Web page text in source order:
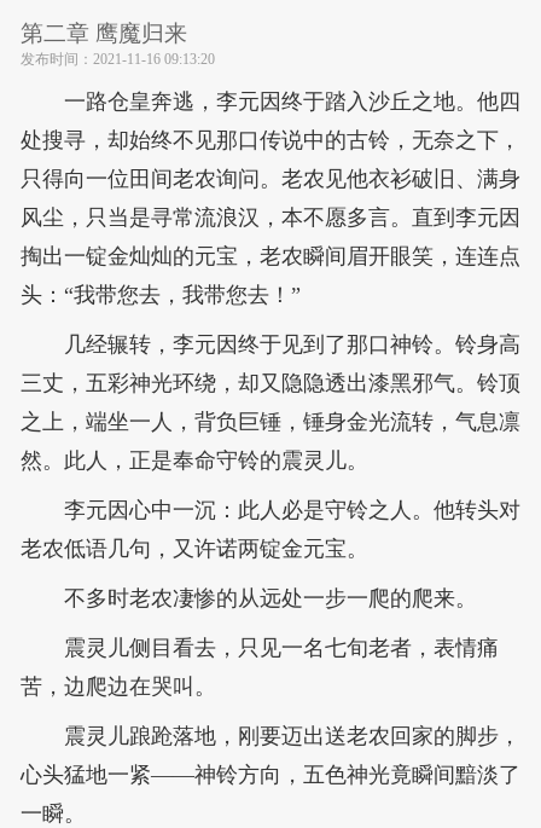
第二章 鹰魔归来
发布时间： 2021-11-16 09:13:20
一路仓皇奔逃，李元因终于踏入沙丘之地。他四
处搜寻，却始终不见那口传说中的古铃，无奈之下，
只得向一位田间老农询问。老农见他衣衫破旧、满身
风尘，只当是寻常流浪汉，本不愿多言。直到李元因
掏出一锭金灿灿的元宝，老农瞬间眉开眼笑，连连点
头：“我带您去，我带您去！”
几经辗转，李元因终于见到了那口神铃。铃身高
三丈，五彩神光环绕，却又隐隐透出漆黑邪气。铃顶
之上，端坐一人，背负巨锤，锤身金光流转，气息凛
然。此人，正是奉命守铃的震灵儿。
李元因心中一沉：此人必是守铃之人。他转头对
老农低语几句，又许诺两锭金元宝。
不多时老农凄惨的从远处一步一爬的爬来。
震灵儿侧目看去，只见一名七旬老者，表情痛
苦，边爬边在哭叫。
震灵儿踉跄落地，刚要迈出送老农回家的脚步，
心头猛地一紧——神铃方向，五色神光竟瞬间黯淡了
一瞬。